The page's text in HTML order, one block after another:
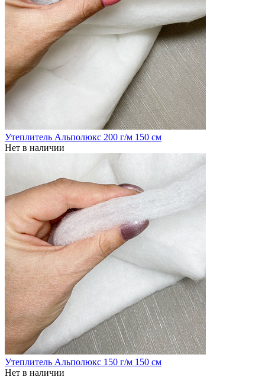
Утеплитель Альполюкс 200 г/м 150 см
Нет в наличии
Утеплитель Альполюкс 150 г/м 150 см
Нет в наличии